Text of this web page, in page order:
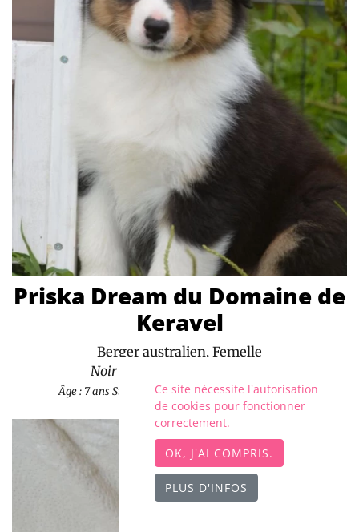
Priska Dream du Domaine de
Keravel
Berger australien, Femelle
Noir tricolore (yeux noisettes)
Âge : 7 ans Statut : A rejoint sa famille (Morbihan)
Ce site nécessite l'autorisation
de cookies pour fonctionner
correctement.
OK, J'AI COMPRIS.
PLUS D'INFOS